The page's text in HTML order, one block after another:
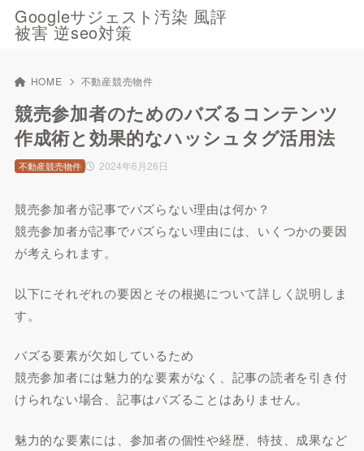
Googleサジェスト汚染 風評
被害 逆seo対策
HOME 不動産競売物件
競売参加者のためのバズるコンテンツ
作成術と効果的なハッシュタグ活用法
2024年6月26日
不動産競売物件
競売参加者が記事でバズらない理由は何か？
競売参加者が記事でバズらない理由には、いくつかの要因
が考えられます。
以下にそれぞれの要因とその根拠について詳しく説明しま
す。
バズる要素が欠如しているため
競売参加者には魅力的な要素がなく、記事の読者を引き付
けられない場合、記事はバズることはありません。
魅力的な要素には、参加者の個性や経歴、特技、成果など